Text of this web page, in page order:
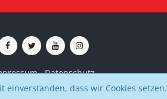
Datenschutz
Software:WoltLab Suite™
dass wir Cookies setzen.